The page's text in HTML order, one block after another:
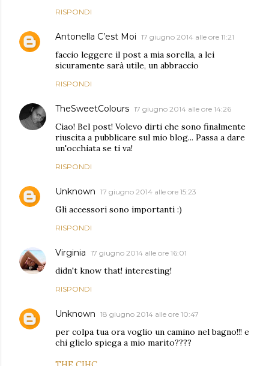
RISPONDI
Antonella C’est Moi 17 giugno 2014 alle ore 11:21
faccio leggere il post a mia sorella, a lei
sicuramente sarà utile, un abbraccio
RISPONDI
TheSweetColours 17 giugno 2014 alle ore 14:26
Ciao! Bel post! Volevo dirti che sono finalmente
riuscita a pubblicare sul mio blog... Passa a dare
un'occhiata se ti va!
RISPONDI
Unknown 17 giugno 2014 alle ore 15:23
Gli accessori sono importanti :)
RISPONDI
Virginia 17 giugno 2014 alle ore 16:01
didn't know that! interesting!
RISPONDI
Unknown 18 giugno 2014 alle ore 10:47
per colpa tua ora voglio un camino nel bagno!!! e
chi glielo spiega a mio marito????